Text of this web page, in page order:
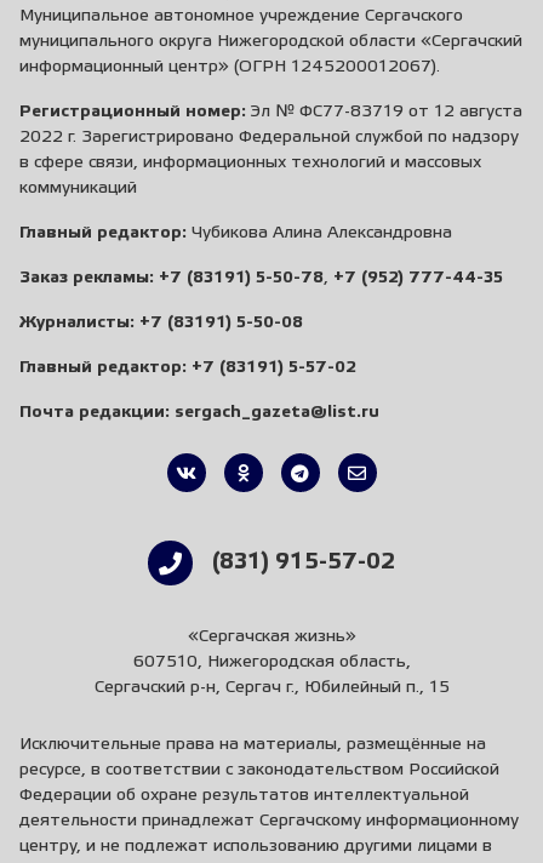
Муниципальное автономное учреждение Сергачского
муниципального округа Нижегородской области «Сергачский
информационный центр» (ОГРН 1245200012067).
Регистрационный номер: Эл № ФС77-83719 от 12 августа
2022 г. Зарегистрировано Федеральной службой по надзору
в сфере связи, информационных технологий и массовых
коммуникаций
Главный редактор: Чубикова Алина Александровна
Заказ рекламы: +7 (83191) 5-50-78 +7 (952) 777-44-35
Журналисты: +7 (83191) 5-50-08
Главный редактор: +7 (83191) 5-57-02
Почта редакции: sergach_gazeta@list.ru
(831) 915-57-02
«Сергачская жизнь»
607510, Нижегородская область,
Сергачский р-н, Сергач г., Юбилейный п., 15
Исключительные права на материалы, размещённые на
ресурсе, в соответствии с законодательством Российской
Федерации об охране результатов интеллектуальной
деятельности принадлежат Сергачскому информационному
центру, и не подлежат использованию другими лицами в